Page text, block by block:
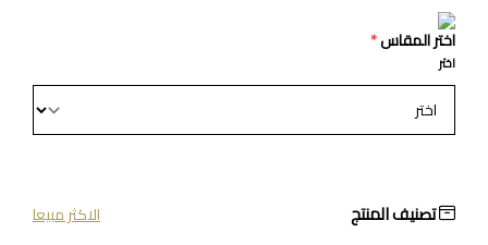
اختر المقاس*
اختر
تصنيف المنتج الاكثر مبيعا